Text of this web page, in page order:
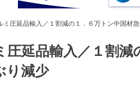
ミ圧延品輸入／１割減の１．６万トン中国材
圧延品輸入／１割
り減少